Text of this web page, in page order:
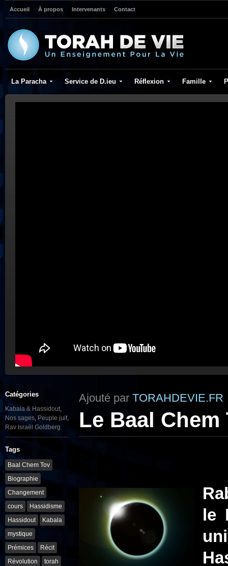
Accueil À propos Intervenants Contact
La Paracha Service de D.ieu Réflexion Famille
Catégories
Kabala & Hassidout,
Nos sages, Peuple juif,
Rav Israël Goldberg
Tags
Baal Chem Tov
Biographie
Changement
cours
Hassidisme
Hassidout
Kabala
mystique
Prémices
Récit
Révolution
torah
Ajouté par TORAHDEVIE.FR
Le Baal Chem
le